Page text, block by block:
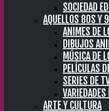
SOCIEDAD
AQUELLOS 80S Y
ANIMES DE
DIBUJOS
MÚSICA DE
PELÍCULAS
SERIES DE
ARTE Y CULTURA